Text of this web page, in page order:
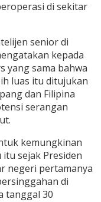
di sekitar
senior di
kepada
yang sama bahwa
luas itu ditujukan
dan Filipina
serangan
kemungkinan
sejak Presiden
negeri pertamanya
di
tanggal 30